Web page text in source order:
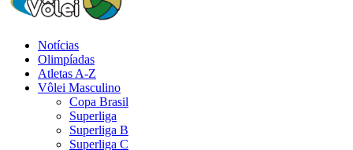
Notícias
Olimpíadas
Atletas A-Z
Vôlei Masculino
Copa Brasil
Superliga
Superliga B
Superliga C